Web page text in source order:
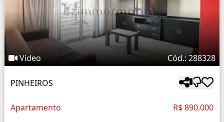
Vídeo Cód.: 288328
PINHEIROS
Apartamento R$ 890.000